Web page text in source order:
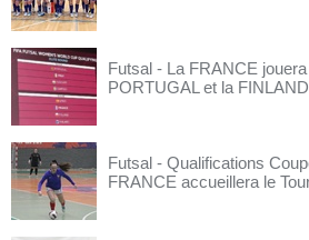
Futsal - La FRANCE
PORTUGAL et la
Futsal - Qualifications
FRANCE accueillera le